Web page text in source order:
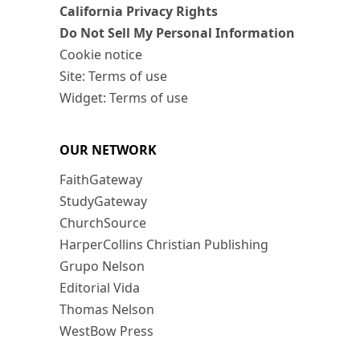
California Privacy Rights
Do Not Sell My Personal Information
Cookie notice
Site: Terms of use
Widget: Terms of use
OUR NETWORK
FaithGateway
StudyGateway
ChurchSource
HarperCollins Christian Publishing
Grupo Nelson
Editorial Vida
Thomas Nelson
WestBow Press